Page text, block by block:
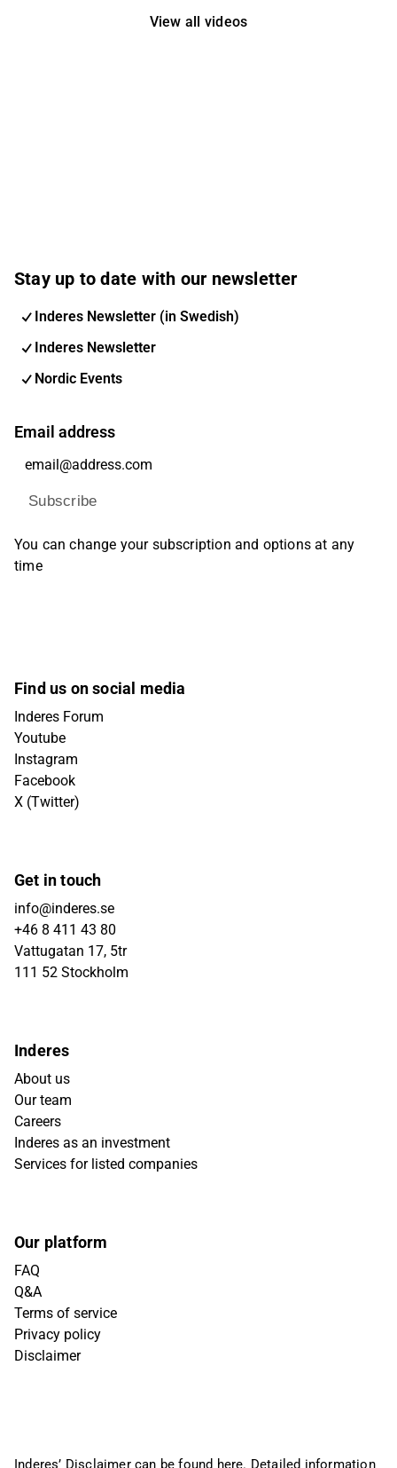
View all videos
Stay up to date with our newsletter
Inderes Newsletter (in Swedish)
Inderes Newsletter
Nordic Events
Email address
Subscribe
You can change your subscription and options at any
time
Find us on social media
Inderes Forum
Youtube
Instagram
Facebook
X (Twitter)
Get in touch
info@inderes.se
+46 8 411 43 80
Vattugatan 17, 5tr
111 52 Stockholm
Inderes
About us
Our team
Careers
Inderes as an investment
Services for listed companies
Our platform
FAQ
Q&A
Terms of service
Privacy policy
Disclaimer
Inderes’ Disclaimer can be found here. Detailed information